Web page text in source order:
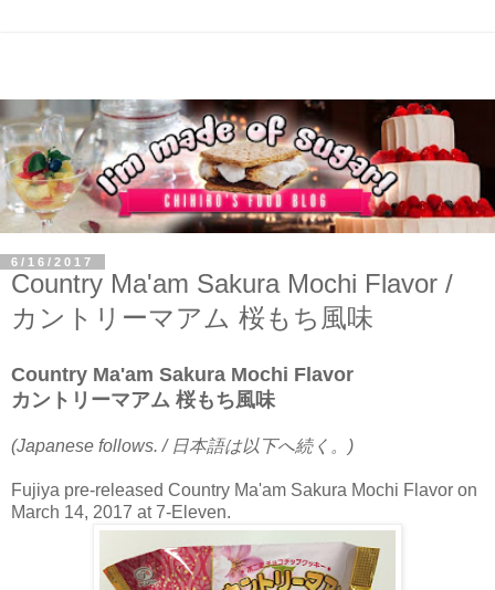
6/16/2017
Country Ma'am Sakura Mochi Flavor /
カントリーマアム 桜もち風味
Country Ma'am Sakura Mochi Flavor
カントリーマアム 桜もち風味
(Japanese follows. / 日本語は以下へ続く。)
Fujiya pre-released Country Ma'am Sakura Mochi Flavor on
March 14, 2017 at 7-Eleven.